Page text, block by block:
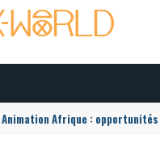
Animation Afrique : opportunités